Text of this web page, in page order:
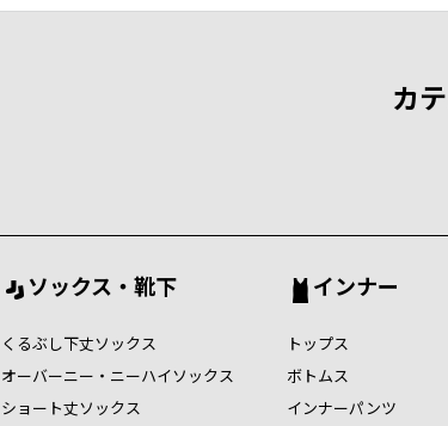
カ
ソックス・靴下
くるぶし下丈ソックス
オーバーニー・ニーハイソックス
ショート丈ソックス
インナー
トップス
ボトムス
インナーパンツ